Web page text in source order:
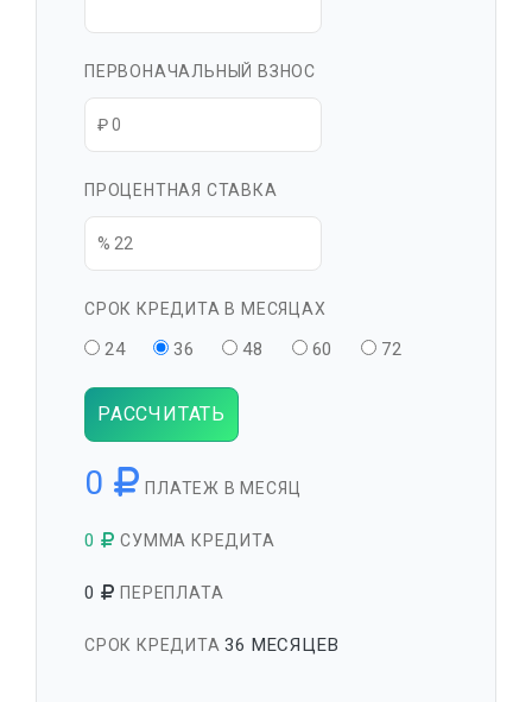
ПЕРВОНАЧАЛЬНЫЙ ВЗНОС
ПРОЦЕНТНАЯ СТАВКА
СРОК КРЕДИТА В МЕСЯЦАХ
24 36 48 60 72
РАССЧИТАТЬ
0 ПЛАТЕЖ В МЕСЯЦ
0 СУММА КРЕДИТА
0 ПЕРЕПЛАТА
СРОК КРЕДИТА36 МЕСЯЦЕВ